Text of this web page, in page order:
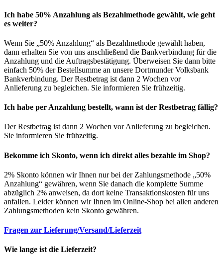
Ich habe 50% Anzahlung als Bezahlmethode gewählt, wie geht
es weiter?
Wenn Sie „50% Anzahlung“ als Bezahlmethode gewählt haben,
dann erhalten Sie von uns anschließend die Bankverbindung für die
Anzahlung und die Auftragsbestätigung. Überweisen Sie dann bitte
einfach 50% der Bestellsumme an unsere Dortmunder Volksbank
Bankverbindung. Der Restbetrag ist dann 2 Wochen vor
Anlieferung zu begleichen. Sie informieren Sie frühzeitig.
Ich habe per Anzahlung bestellt, wann ist der Restbetrag fällig?
Der Restbetrag ist dann 2 Wochen vor Anlieferung zu begleichen.
Sie informieren Sie frühzeitig.
Bekomme ich Skonto, wenn ich direkt alles bezahle im Shop?
2% Skonto können wir Ihnen nur bei der Zahlungsmethode „50%
Anzahlung“ gewähren, wenn Sie danach die komplette Summe
abzüglich 2% anweisen, da dort keine Transaktionskosten für uns
anfallen. Leider können wir Ihnen im Online-Shop bei allen anderen
Zahlungsmethoden kein Skonto gewähren.
Fragen zur Lieferung/Versand/Lieferzeit
Wie lange ist die Lieferzeit?